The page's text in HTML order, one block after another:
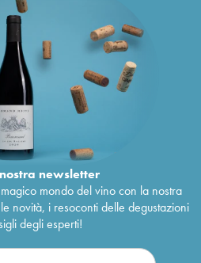
newsletter
mondo del vino con la nostra
novità, i resoconti delle degustazioni
degli esperti!